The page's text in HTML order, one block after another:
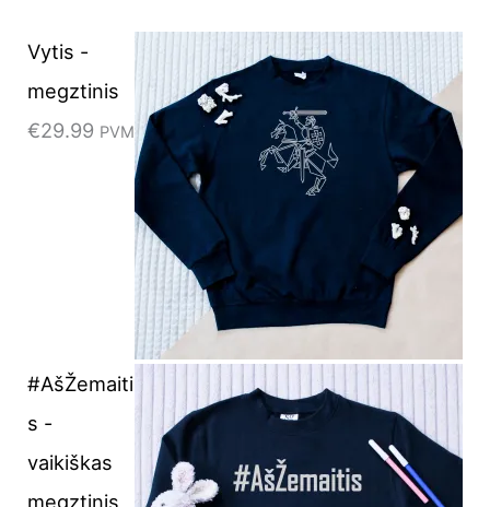
Vytis -
megztinis
€29.99 PVM
#AšŽemaiti
s -
vaikiškas
megztinis